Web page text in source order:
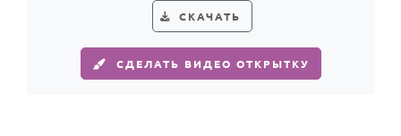
СКАЧАТЬ
СДЕЛАТЬ ВИДЕО ОТКРЫТКУ